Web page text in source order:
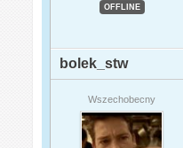
OFFLINE
bolek_stw
Wszechobecny